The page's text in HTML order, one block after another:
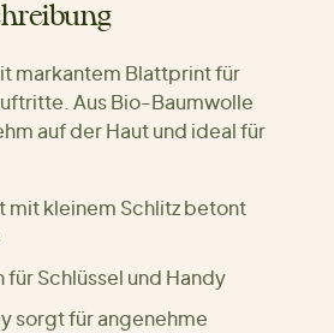
markantem Blattprint für
Aus Bio-Baumwolle
auf der Haut und ideal für
mit kleinem Schlitz betont
Schlüssel und Handy
sorgt für angenehme